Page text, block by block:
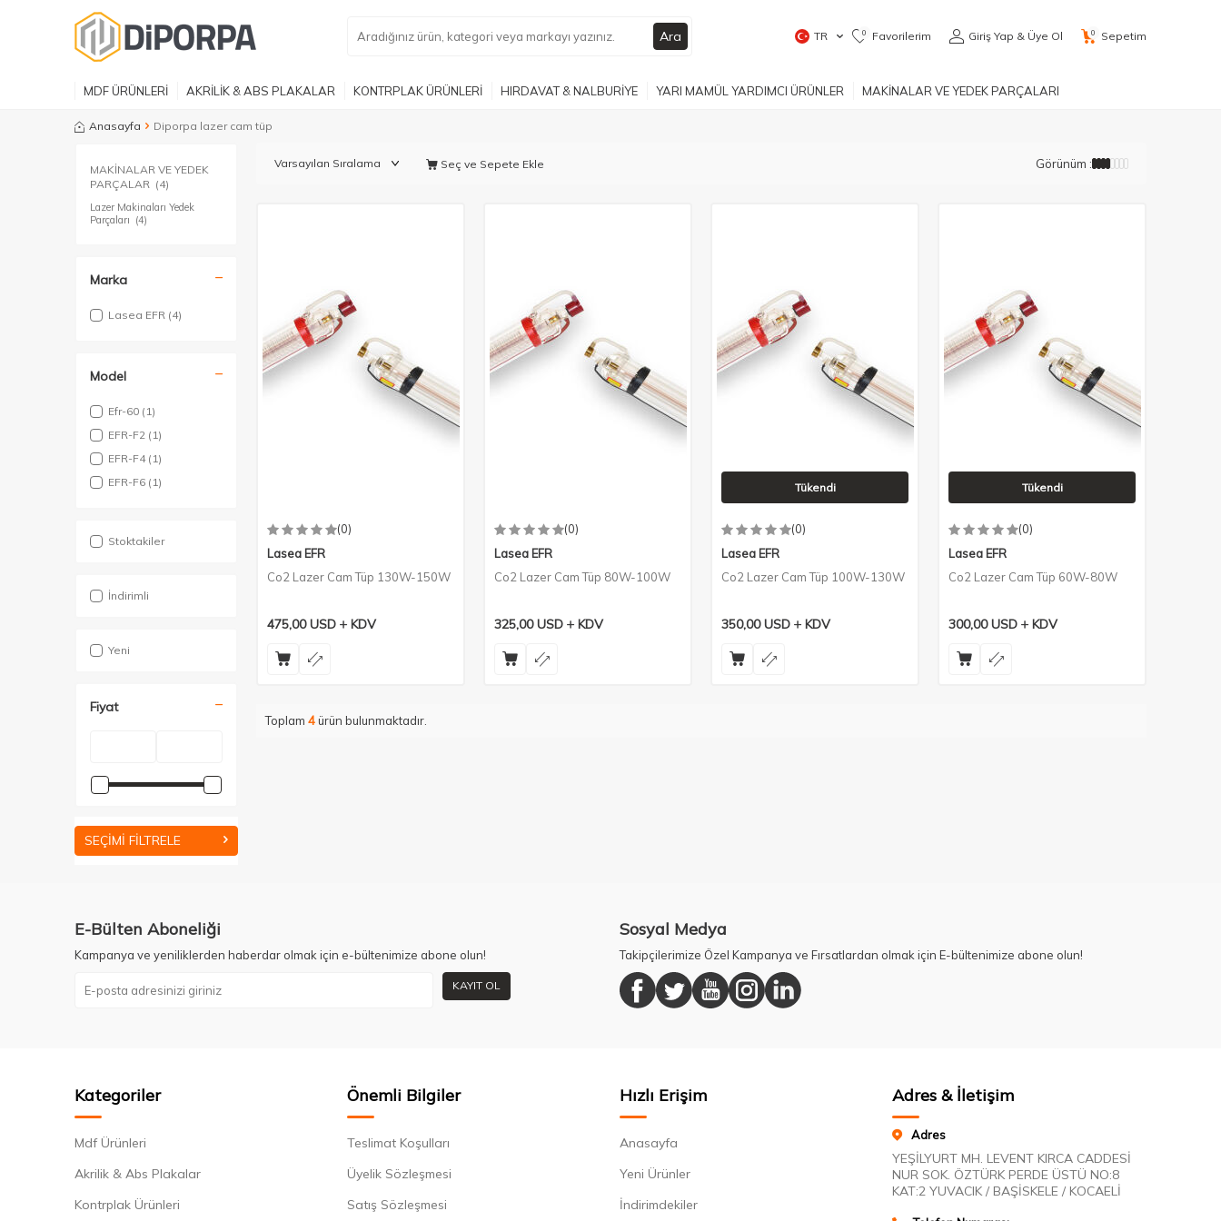
Ara TR 0 Favorilerim Giriş Yap & Üye Ol 0 Sepetim
MDF ÜRÜNLERİ AKRİLİK & ABS PLAKALAR KONTRPLAK ÜRÜNLERİ HIRDAVAT & NALBURİYE YARI MAMÜL YARDIMCI ÜRÜNLER MAKİNALAR VE YEDEK PARÇALARI
Anasayfa Diporpa lazer cam tüp
MAKİNALAR VE YEDEK
PARÇALAR (4)
Lazer Makinaları Yedek
Parçaları (4)
Marka
Lasea EFR (4)
Model
Efr-60 (1)
EFR-F2 (1)
EFR-F4 (1)
EFR-F6 (1)
Stoktakiler
İndirimli
Yeni
Fiyat
SEÇIMI FILTRELE
Seç ve Sepete Ekle Görünüm :
(0)
Lasea EFR
Co2 Lazer Cam Tüp 130W-150W
475,00USD KDV
(0)
Lasea EFR
Co2 Lazer Cam Tüp 80W-100W
325,00USD KDV
Tükendi
(0)
Lasea EFR
Co2 Lazer Cam Tüp 100W-130W
350,00USD KDV
Tükendi
(0)
Lasea EFR
Co2 Lazer Cam Tüp 60W-80W
300,00USD KDV
Toplam 4ürün bulunmaktadır.
E-Bülten Aboneliği
Kampanya ve yeniliklerden haberdar olmak için e-bültenimize abone olun!
KAYIT OL
Sosyal Medya
Takipçilerimize Özel Kampanya ve Fırsatlardan olmak için E-bültenimize abone olun!
Kategoriler
Mdf Ürünleri
Akrilik & Abs Plakalar
Kontrplak Ürünleri
Önemli Bilgiler
Teslimat Koşulları
Üyelik Sözleşmesi
Satış Sözleşmesi
Hızlı Erişim
Anasayfa
Yeni Ürünler
İndirimdekiler
Adres & İletişim
Adres
YEŞİLYURT MH. LEVENT KIRCA CADDESİ
NUR SOK. ÖZTÜRK PERDE ÜSTÜ NO:8
KAT:2 YUVACIK / BAŞİSKELE / KOCAELİ